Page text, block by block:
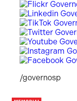
/governosp